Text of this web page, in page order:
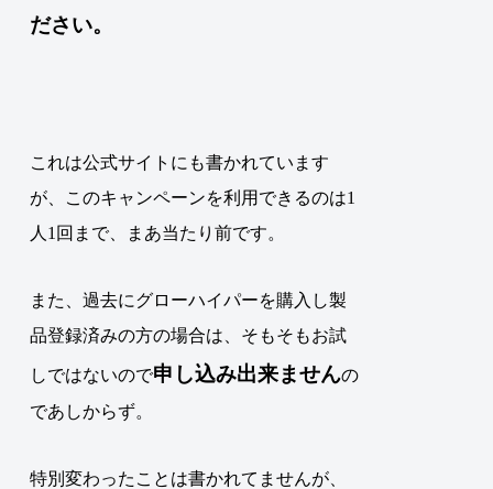
ださい。
これは公式サイトにも書かれています
が、このキャンペーンを利用できるのは1
人1回まで、まあ当たり前です。
また、過去にグローハイパーを購入し製
品登録済みの方の場合は、そもそもお試
しではないので申し込み出来ませんの
であしからず。
特別変わったことは書かれてませんが、